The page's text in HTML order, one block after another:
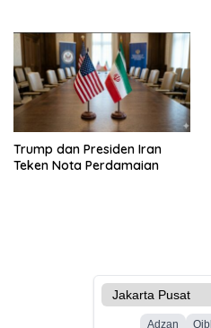
Trump dan Presiden Iran
Teken Nota Perdamaian